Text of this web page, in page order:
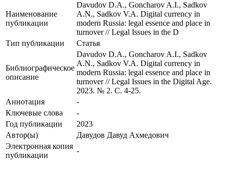
Наименование
публикации
Davudov D.A., Goncharov A.I., Sadkov
A.N., Sadkov V.A. Digital currency in
modern Russia: legal essence and place in
turnover // Legal Issues in the D
Тип публикации
Статья
Библиографическое
описание
Davudov D.A., Goncharov A.I., Sadkov
A.N., Sadkov V.A. Digital currency in
modern Russia: legal essence and place in
turnover // Legal Issues in the Digital Age.
2023. № 2. С. 4-25.
Аннотация
-
Ключевые cлова
-
Год публикации
2023
Автор(ы)
Давудов Давуд Ахмедович
Электронная копия
публикации
-